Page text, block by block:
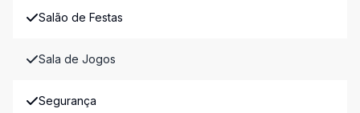
Salão de Festas
Sala de Jogos
Segurança